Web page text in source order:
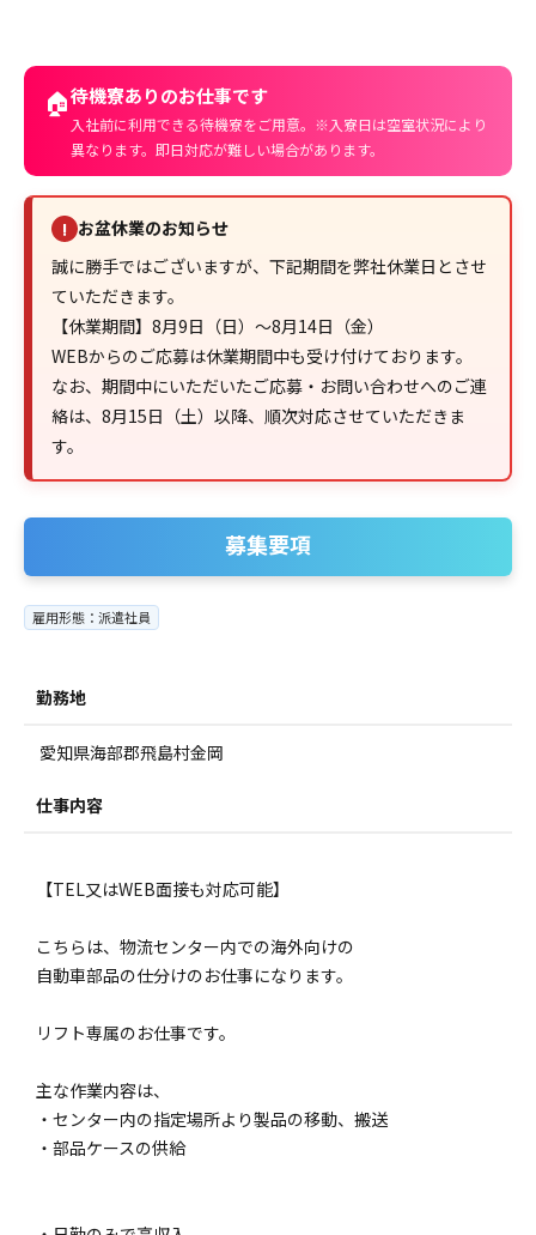
🏠待機寮ありのお仕事です
入社前に利用できる待機寮をご用意。※入寮日は空室状況により
異なります。即日対応が難しい場合があります。
! お盆休業のお知らせ
誠に勝手ではございますが、下記期間を弊社休業日とさせ
ていただきます。
【休業期間】8月9日（日）～8月14日（金）
WEBからのご応募は休業期間中も受け付けております。
なお、期間中にいただいたご応募・お問い合わせへのご連
絡は、8月15日（土）以降、順次対応させていただきま
す。
募集要項
雇用形態：派遣社員
勤務地
愛知県海部郡飛島村金岡
仕事内容
【TEL又はWEB面接も対応可能】
こちらは、物流センター内での海外向けの
自動車部品の仕分けのお仕事になります。
リフト専属のお仕事です。
主な作業内容は、
・センター内の指定場所より製品の移動、搬送
・部品ケースの供給